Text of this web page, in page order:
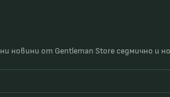
новини от Gentleman Store седмично и